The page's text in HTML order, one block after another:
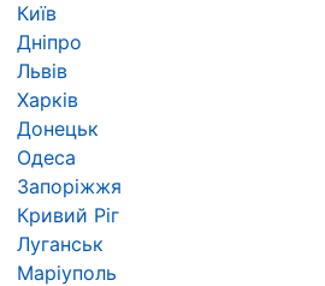
Київ
Дніпро
Львів
Харків
Донецьк
Одеса
Запоріжжя
Кривий Ріг
Луганськ
Маріуполь